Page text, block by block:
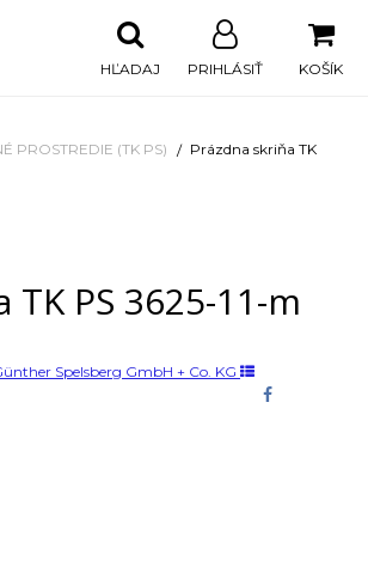
KOŠÍK
PRIHLÁSIŤ
HĽADAJ
PROSTREDIE (TK PS)
Prázdna skriňa TK
PS 3625-11-m
Spelsberg GmbH + Co. KG